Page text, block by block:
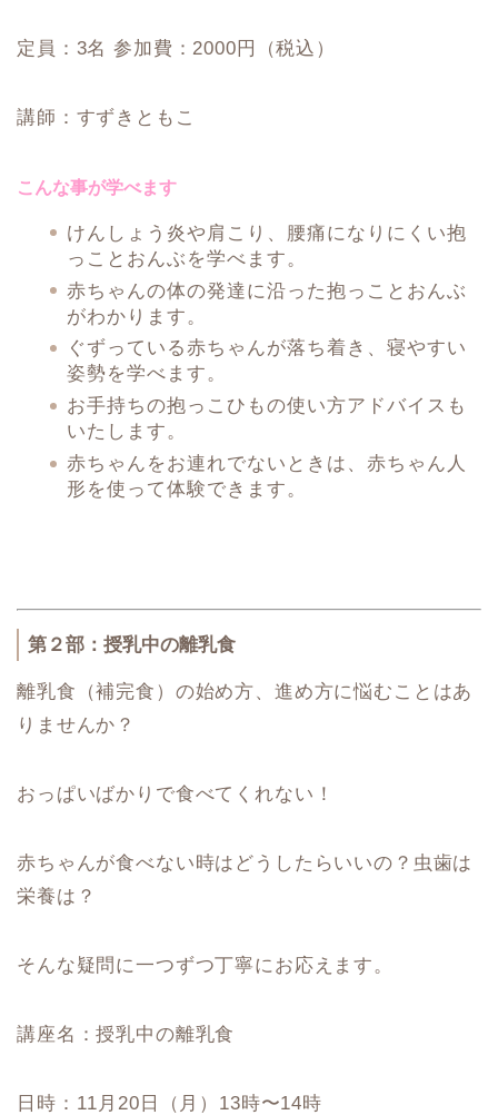
定員：3名 参加費：2000円（税込）
講師：すずきともこ
こんな事が学べます
けんしょう炎や肩こり、腰痛になりにくい抱
っことおんぶを学べます。
赤ちゃんの体の発達に沿った抱っことおんぶ
がわかります。
ぐずっている赤ちゃんが落ち着き、寝やすい
姿勢を学べます。
お手持ちの抱っこひもの使い方アドバイスも
いたします。
赤ちゃんをお連れでないときは、赤ちゃん人
形を使って体験できます。
第２部：授乳中の離乳食
離乳食（補完食）の始め方、進め方に悩むことはあ
りませんか？
おっぱいばかりで食べてくれない！
赤ちゃんが食べない時はどうしたらいいの？虫歯は
栄養は？
そんな疑問に一つずつ丁寧にお応えます。
講座名：授乳中の離乳食
日時：11月20日（月）13時〜14時